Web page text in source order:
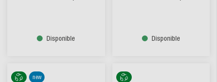
Disponible Disponible
new